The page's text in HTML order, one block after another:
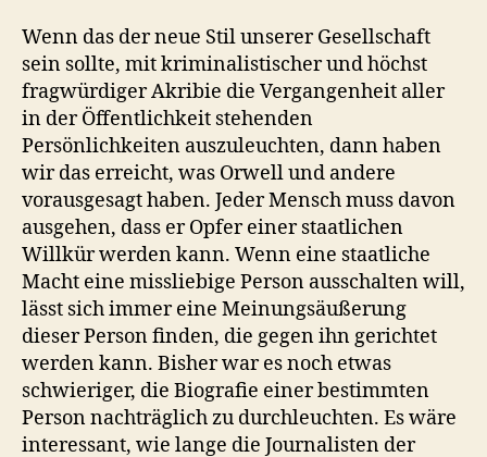
Wenn das der neue Stil unserer Gesellschaft
sein sollte, mit kriminalistischer und höchst
fragwürdiger Akribie die Vergangenheit aller
in der Öffentlichkeit stehenden
Persönlichkeiten auszuleuchten, dann haben
wir das erreicht, was Orwell und andere
vorausgesagt haben. Jeder Mensch muss davon
ausgehen, dass er Opfer einer staatlichen
Willkür werden kann. Wenn eine staatliche
Macht eine missliebige Person ausschalten will,
lässt sich immer eine Meinungsäußerung
dieser Person finden, die gegen ihn gerichtet
werden kann. Bisher war es noch etwas
schwieriger, die Biografie einer bestimmten
Person nachträglich zu durchleuchten. Es wäre
interessant, wie lange die Journalisten der